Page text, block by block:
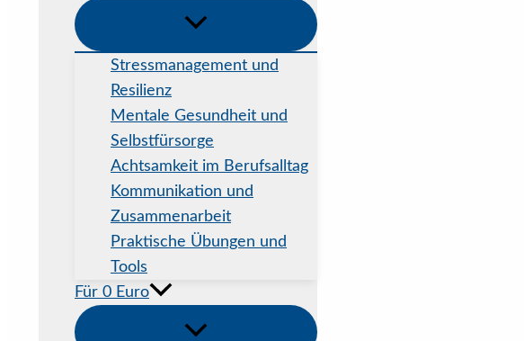
Stressmanagement und
Resilienz
Mentale Gesundheit und
Selbstfürsorge
Achtsamkeit im Berufsalltag
Kommunikation und
Zusammenarbeit
Praktische Übungen und
Tools
Für 0 Euro